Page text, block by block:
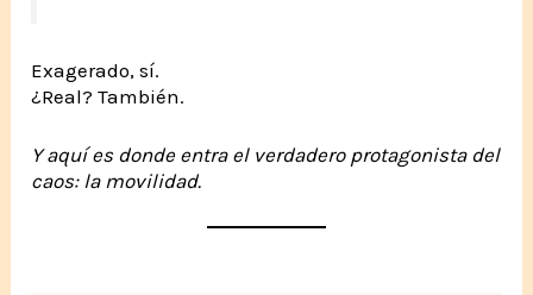
Exagerado, sí.
¿Real? También.
Y aquí es donde entra el verdadero protagonista del
caos: la movilidad.